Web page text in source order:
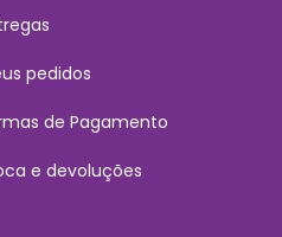
pedidos
de Pagamento
e devoluções